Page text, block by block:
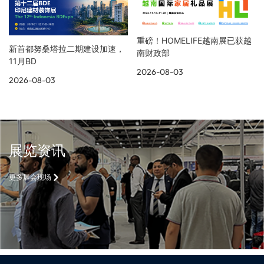
新首都努桑塔拉二期建设加速，
11月BD
2026-08-03
重磅！HOMELIFE越南展已获越
南财政部
2026-08-03
展览资讯
更多展会现场